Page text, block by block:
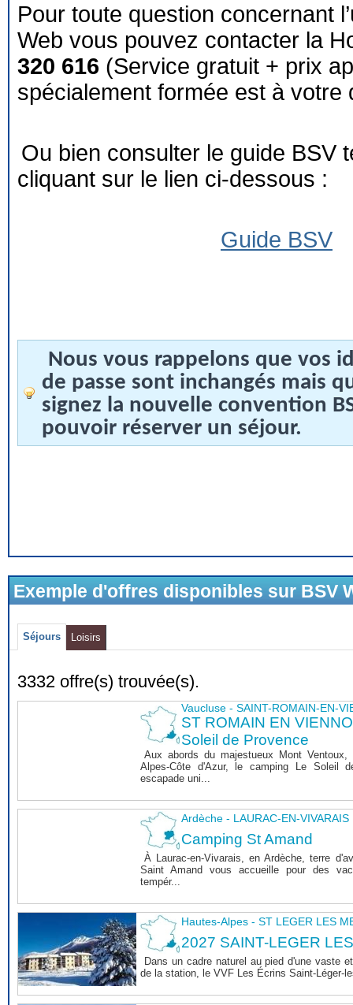
Pour toute question concernant
Web vous pouvez contacter la
320 616 (Service gratuit + prix
spécialement formée est à votre
Ou bien consulter le guide BSV
cliquant sur le lien ci-dessous :
Guide BSV
Nous vous rappelons que vos
de passe sont inchangés mais
signez la nouvelle convention
pouvoir réserver un séjour.
Exemple d'offres disponibles sur BSV
Séjours Loisirs
3332 offre(s) trouvée(s).
Vaucluse - SAINT-ROMAIN-EN-
ST ROMAIN EN
Soleil de Provence
Aux abords du majestueux Mont
Alpes-Côte d'Azur, le camping Le Soleil
escapade uni...
Ardèche - LAURAC-EN-VIVARAIS
Camping St Amand
À Laurac-en-Vivarais, en Ardèche, terre
Saint Amand vous accueille pour des
tempér...
Hautes-Alpes - ST LEGER LES
2027 SAINT-LEGER
Dans un cadre naturel au pied d'une vaste
de la station, le VVF Les Écrins Saint-Léger-